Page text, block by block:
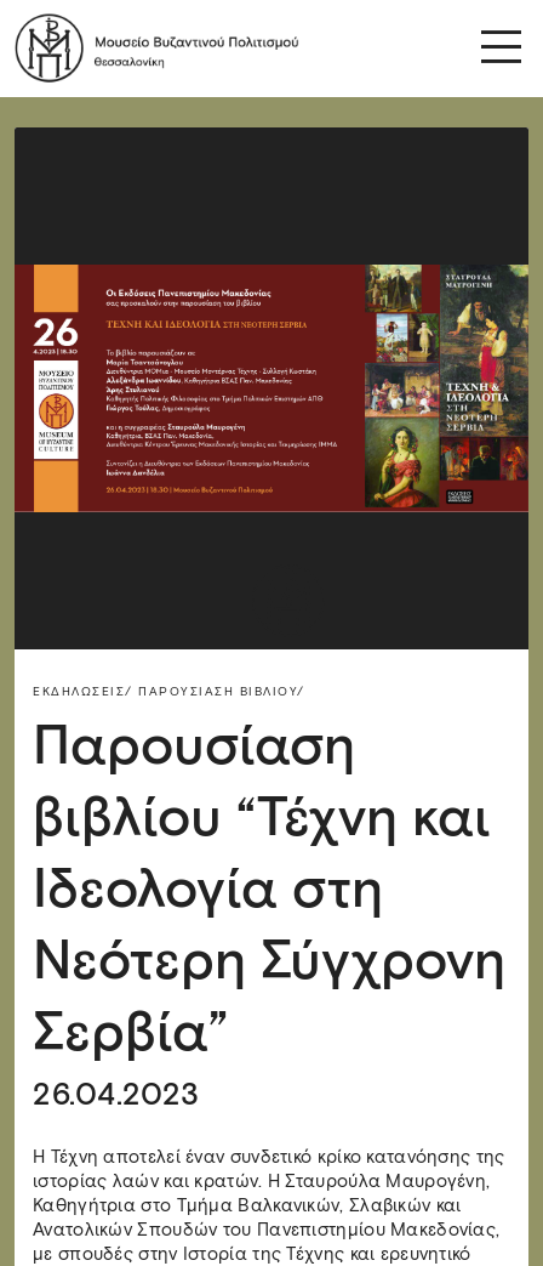
ΕΚΔΗΛΏΣΕΙΣ/ ΠΑΡΟΥΣΊΑΣΗ ΒΙΒΛΊΟΥ/
Παρουσίαση
βιβλίου “Τέχνη και
Ιδεολογία στη
Νεότερη Σύγχρονη
Σερβία”
26.04.2023
Η Τέχνη αποτελεί έναν συνδετικό κρίκο κατανόησης της
ιστορίας λαών και κρατών. Η Σταυρούλα Μαυρογένη,
Καθηγήτρια στο Τμήμα Βαλκανικών, Σλαβικών και
Ανατολικών Σπουδών του Πανεπιστημίου Μακεδονίας,
με σπουδές στην Ιστορία της Τέχνης και ερευνητικό